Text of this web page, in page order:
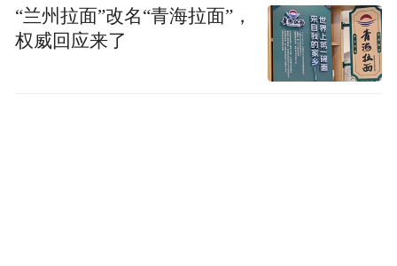
“兰州拉面”改名“青海拉面”，
权威回应来了